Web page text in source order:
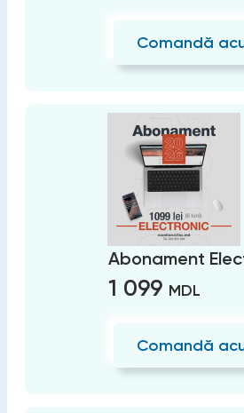
Comandă
Abonament
1 099 MDL
Comandă